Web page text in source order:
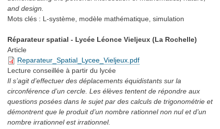
and design.
Mots clés : L-système, modèle mathématique, simulation
Réparateur spatial - Lycée Léonce Vieljeux (La Rochelle)
Article
Reparateur_Spatial_Lycee_Vieljeux.pdf
Lecture conseillée à partir du lycée
Il s’agit d’effectuer des déplacements équidistants sur la
circonférence d’un cercle. Les élèves tentent de répondre aux
questions posées dans le sujet par des calculs de trigonométrie et
démontrent que le produit d’un nombre rationnel non nul et d’un
nombre irrationnel est irrationnel.